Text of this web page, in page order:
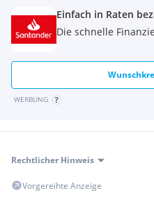
Einfach in Raten
Die schnelle
WERBUNG
Rechtlicher Hinweis
Vorgereihte Anzeige